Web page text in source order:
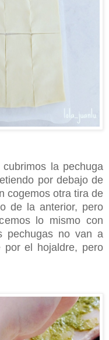
la pechuga
por debajo de
cogemos otra tira de
de la anterior, pero
lo mismo con
pechugas no van a
por el hojaldre, pero